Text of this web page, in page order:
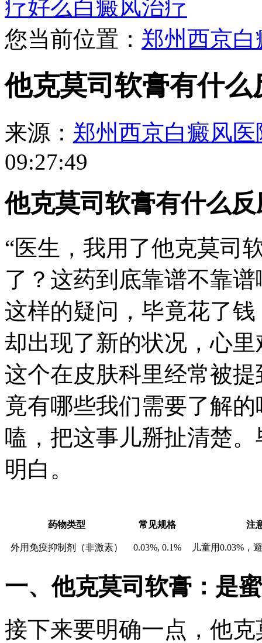
疗好么白癜风治疗
您当前位置： 郑州西京
他克莫司软膏有什么
来源： 郑州西京白癜风医
09:27:49
他克莫司软膏有什么反
“医生，我用了他克莫司
了？这药到底靠谱不靠
这样的疑问，毕竟花了
却出现了新的状况，心
这个在皮肤科里经常被
竟有哪些我们需要了解
嗑，把这事儿掰扯清楚
明白。
药物类型 常见规格 注
外用免疫抑制剂（非激素） 0.03%, 0.1% 儿童用0.03%，
一、他克莫司软膏：是
接下来要明确一点，他